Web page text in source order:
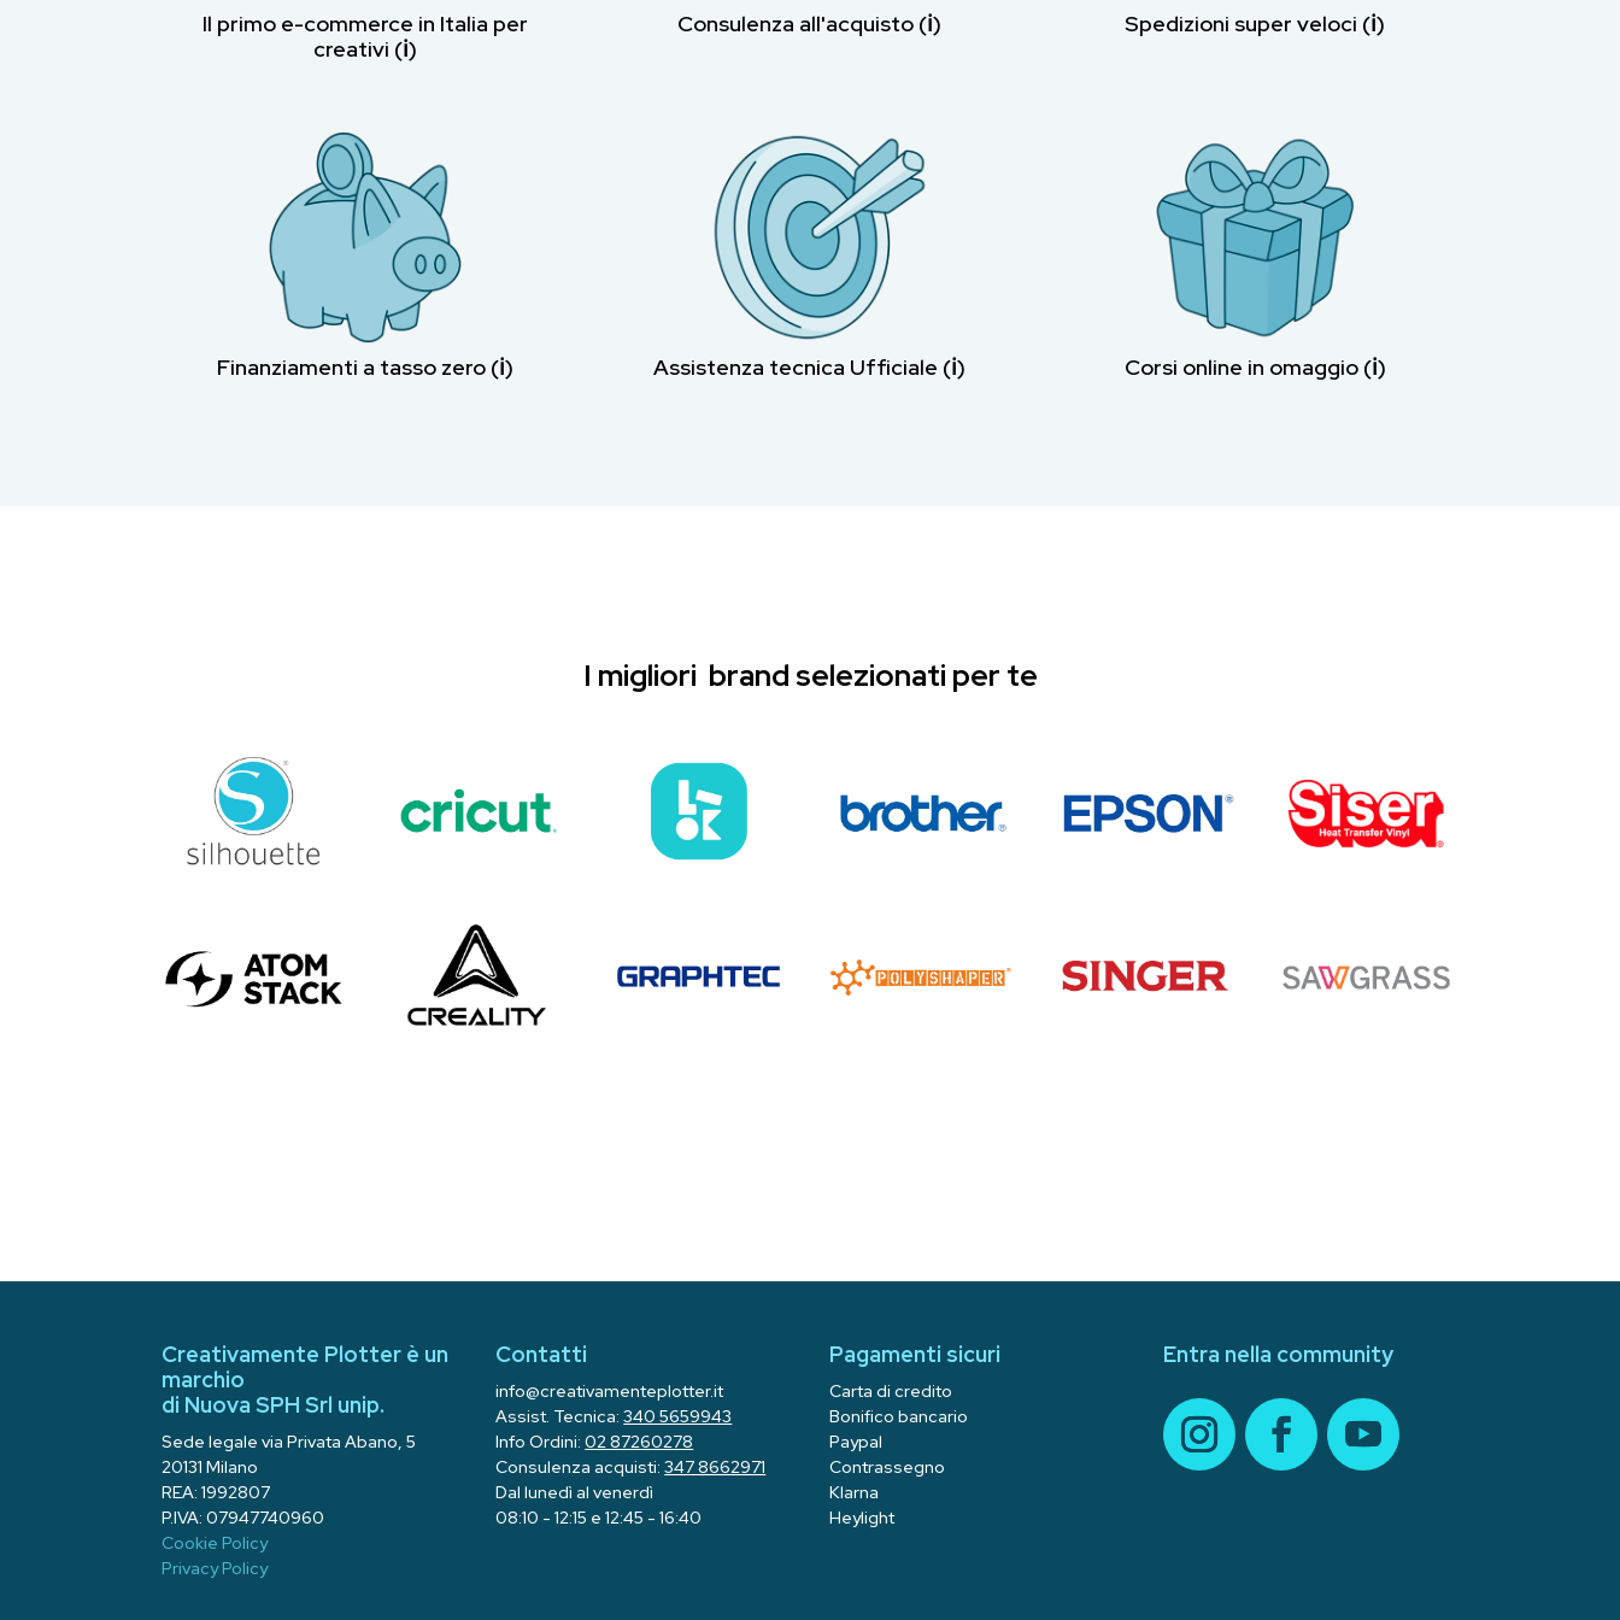
Il primo e-commerce in Italia per
creativi (ℹ︎)
Consulenza all'acquisto (ℹ︎) Spedizioni super veloci (ℹ︎)
Finanziamenti a tasso zero (ℹ︎) Assistenza tecnica Ufficiale (ℹ︎) Corsi online in omaggio (ℹ︎)
I migliori brand selezionati per te
Creativamente Plotter è un
marchio
di Nuova SPH Srl unip.
Sede legale via Privata Abano, 5
20131 Milano
REA: 1992807
P.IVA: 07947740960
Cookie Policy
Privacy Policy
Contatti
info@creativamenteplotter.it
Assist. Tecnica:340 5659943
Info Ordini:02 87260278
Consulenza acquisti:347 8662971
Dal lunedì al venerdì
08:10 - 12:15 e 12:45 - 16:40
Pagamenti sicuri
Carta di credito
Bonifico bancario
Paypal
Contrassegno
Klarna
Heylight
Entra nella community